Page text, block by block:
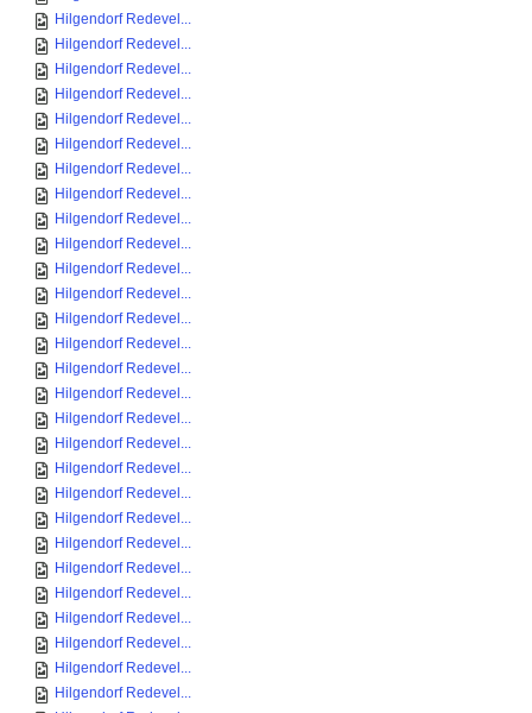
Hilgendorf Redevel...
Hilgendorf Redevel...
Hilgendorf Redevel...
Hilgendorf Redevel...
Hilgendorf Redevel...
Hilgendorf Redevel...
Hilgendorf Redevel...
Hilgendorf Redevel...
Hilgendorf Redevel...
Hilgendorf Redevel...
Hilgendorf Redevel...
Hilgendorf Redevel...
Hilgendorf Redevel...
Hilgendorf Redevel...
Hilgendorf Redevel...
Hilgendorf Redevel...
Hilgendorf Redevel...
Hilgendorf Redevel...
Hilgendorf Redevel...
Hilgendorf Redevel...
Hilgendorf Redevel...
Hilgendorf Redevel...
Hilgendorf Redevel...
Hilgendorf Redevel...
Hilgendorf Redevel...
Hilgendorf Redevel...
Hilgendorf Redevel...
Hilgendorf Redevel...